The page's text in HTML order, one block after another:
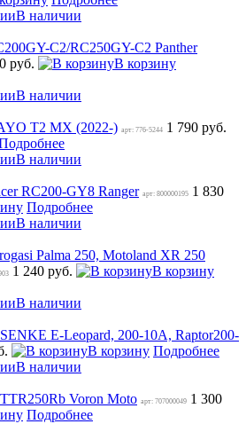
В наличии
C2/RC250GY-C2 Panther
руб.
В корзину
В наличии
T2 MX (2022-) арт: 776-5244 1 790 руб.
В наличии
RC200-GY8 Ranger арт: 800000195 1 830
Подробнее
В наличии
Palma 250, Motoland XR 250
1 240 руб.
В корзину
В наличии
Е-Leopard, 200-10A, Raptor200-
В корзину Подробнее
В наличии
Voron Moto арт: 707000049 1 300
Подробнее